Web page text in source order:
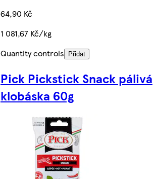
64,90 Kč
1 081,67 Kč/kg
Quantity controls
Přidat
Pick Pickstick Snack pálivá
klobáska 60g